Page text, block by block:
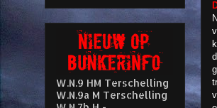
W.N.9 HM Terschelling
W.N.9a M Terschelling